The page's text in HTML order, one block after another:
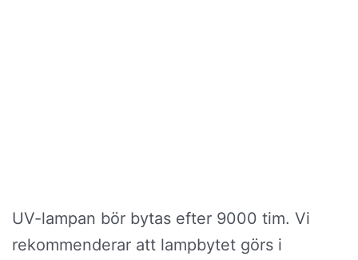
UV-lampan bör bytas efter 9000 tim. Vi
rekommenderar att lampbytet görs i